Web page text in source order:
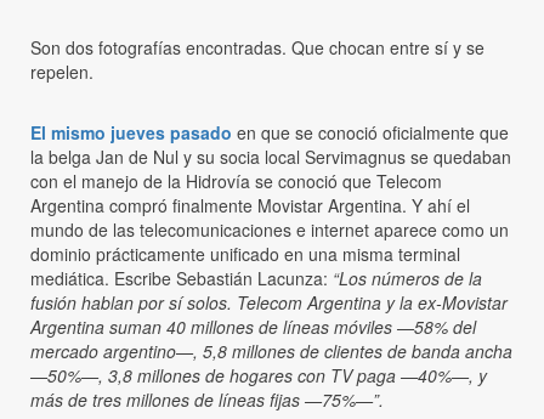
Son dos fotografías encontradas. Que chocan entre sí y se
repelen.
El mismo jueves pasado en que se conoció oficialmente que
la belga Jan de Nul y su socia local Servimagnus se quedaban
con el manejo de la Hidrovía se conoció que Telecom
Argentina compró finalmente Movistar Argentina. Y ahí el
mundo de las telecomunicaciones e internet aparece como un
dominio prácticamente unificado en una misma terminal
mediática. Escribe Sebastián Lacunza: “Los números de la
fusión hablan por sí solos. Telecom Argentina y la ex-Movistar
Argentina suman 40 millones de líneas móviles —58% del
mercado argentino—, 5,8 millones de clientes de banda ancha
—50%—, 3,8 millones de hogares con TV paga —40%—, y
más de tres millones de líneas fijas —75%—”.